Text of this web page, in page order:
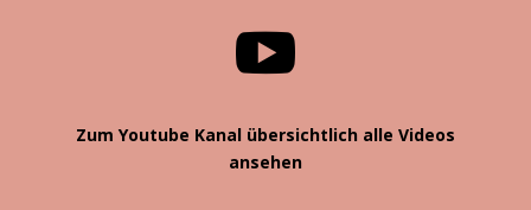

Zum Youtube Kanal übersichtlich alle Videos
ansehen